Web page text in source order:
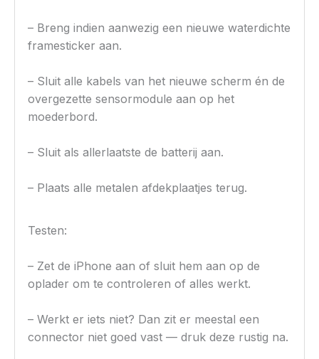
– Breng indien aanwezig een nieuwe waterdichte
framesticker aan.
– Sluit alle kabels van het nieuwe scherm én de
overgezette sensormodule aan op het
moederbord.
– Sluit als allerlaatste de batterij aan.
– Plaats alle metalen afdekplaatjes terug.
Testen:
– Zet de iPhone aan of sluit hem aan op de
oplader om te controleren of alles werkt.
– Werkt er iets niet? Dan zit er meestal een
connector niet goed vast — druk deze rustig na.